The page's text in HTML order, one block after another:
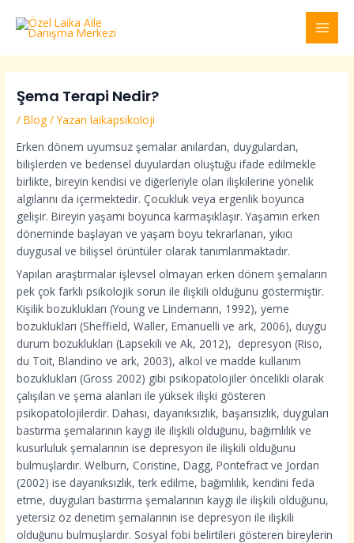
atla
Şema Terapi Nedir?
/Blog / Yazan laikapsikoloji
Erken dönem uyumsuz şemalar anılardan, duygulardan,
bilişlerden ve bedensel duyulardan oluştuğu ifade edilmekle
birlikte, bireyin kendisi ve diğerleriyle olan ilişkilerine yönelik
algılarını da içermektedir. Çocukluk veya ergenlik boyunca
gelişir. Bireyin yaşamı boyunca karmaşıklaşır. Yaşamın erken
döneminde başlayan ve yaşam boyu tekrarlanan, yıkıcı
duygusal ve bilişsel örüntüler olarak tanımlanmaktadır.
Yapılan araştırmalar işlevsel olmayan erken dönem şemaların
pek çok farklı psikolojik sorun ile ilişkili olduğunu göstermiştir.
Kişilik bozuklukları (Young ve Lindemann, 1992), yeme
bozuklukları (Sheffield, Waller, Emanuelli ve ark, 2006), duygu
durum bozuklukları (Lapsekili ve Ak, 2012), depresyon (Riso,
du Toit, Blandino ve ark, 2003), alkol ve madde kullanım
bozuklukları (Gross 2002) gibi psikopatolojiler öncelikli olarak
çalışılan ve şema alanları ile yüksek ilişki gösteren
psikopatolojilerdir. Dahası, dayanıksızlık, başarısızlık, duyguları
bastırma şemalarının kaygı ile ilişkili olduğunu, bağımlılık ve
kusurluluk şemalarının ise depresyon ile ilişkili olduğunu
bulmuşlardır. Welburn, Coristine, Dagg, Pontefract ve Jordan
(2002) ise dayanıksızlık, terk edilme, bağımlılık, kendini feda
etme, duyguları bastırma şemalarının kaygı ile ilişkili olduğunu,
yetersiz öz denetim şemalarının ise depresyon ile ilişkili
olduğunu bulmuşlardır. Sosyal fobi belirtileri gösteren bireylerin
dolaşımı